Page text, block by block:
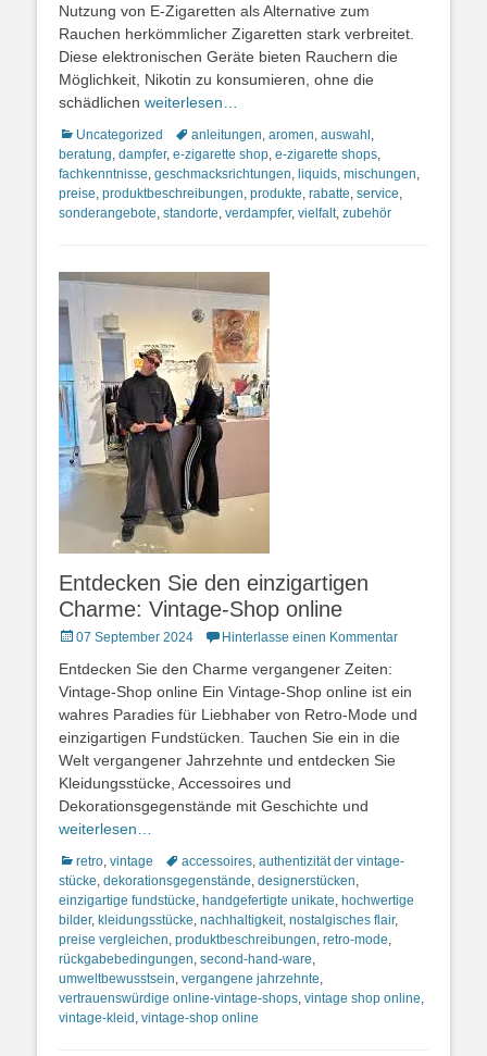
Nutzung von E-Zigaretten als Alternative zum
Rauchen herkömmlicher Zigaretten stark verbreitet.
Diese elektronischen Geräte bieten Rauchern die
Möglichkeit, Nikotin zu konsumieren, ohne die
schädlichen weiterlesen…
Kategorien
Uncategorized Schlagworte
anleitungen, aromen, auswahl ,
beratung, dampfer, e-zigarette shop, e-zigarette shops,
fachkenntnisse, geschmacksrichtungen, liquids, mischungen,
preise, produktbeschreibungen, produkte, rabatte, service,
sonderangebote, standorte, verdampfer, vielfalt, zubehör
Entdecken Sie den einzigartigen
Charme: Vintage-Shop online
Posted
07 September 2024 Hinterlasse einen Kommentar
Entdecken Sie den Charme vergangener Zeiten:
Vintage-Shop online Ein Vintage-Shop online ist ein
wahres Paradies für Liebhaber von Retro-Mode und
einzigartigen Fundstücken. Tauchen Sie ein in die
Welt vergangener Jahrzehnte und entdecken Sie
Kleidungsstücke, Accessoires und
Dekorationsgegenstände mit Geschichte und
weiterlesen…
Kategorien
retro, vintage Schlagworte
accessoires, authentizität der vintage-
stücke, dekorationsgegenstände, designerstücken,
einzigartige fundstücke, handgefertigte unikate, hochwertige
bilder, kleidungsstücke, nachhaltigkeit, nostalgisches flair,
preise vergleichen, produktbeschreibungen, retro-mode,
rückgabebedingungen, second-hand-ware,
umweltbewusstsein, vergangene jahrzehnte,
vertrauenswürdige online-vintage-shops, vintage shop online,
vintage-kleid , vintage-shop online